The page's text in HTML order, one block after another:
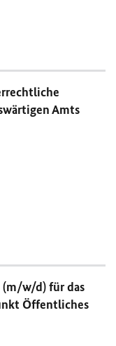
Amts
(m/w/d) für das
Öffentliches